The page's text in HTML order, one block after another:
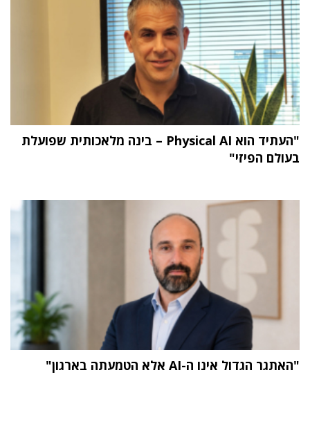
"העתיד הוא Physical AI – בינה מלאכותית שפועלת
בעולם הפיזי"
"האתגר הגדול אינו ה-AI אלא הטמעתה בארגון"